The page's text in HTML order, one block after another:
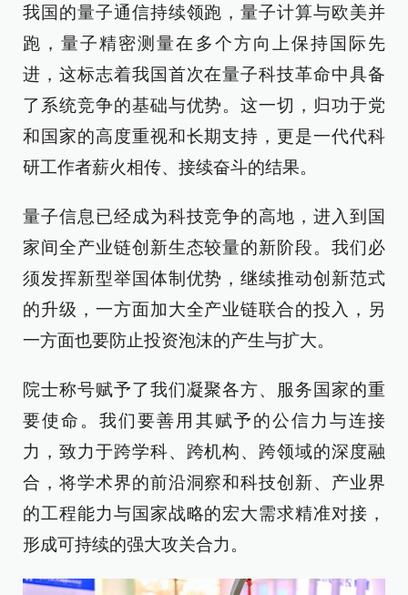
我国的量子通信持续领跑，量子计算与欧美并
跑，量子精密测量在多个方向上保持国际先
进，这标志着我国首次在量子科技革命中具备
了系统竞争的基础与优势。这一切，归功于党
和国家的高度重视和长期支持，更是一代代科
研工作者薪火相传、接续奋斗的结果。
量子信息已经成为科技竞争的高地，进入到国
家间全产业链创新生态较量的新阶段。我们必
须发挥新型举国体制优势，继续推动创新范式
的升级，一方面加大全产业链联合的投入，另
一方面也要防止投资泡沫的产生与扩大。
院士称号赋予了我们凝聚各方、服务国家的重
要使命。我们要善用其赋予的公信力与连接
力，致力于跨学科、跨机构、跨领域的深度融
合，将学术界的前沿洞察和科技创新、产业界
的工程能力与国家战略的宏大需求精准对接，
形成可持续的强大攻关合力。